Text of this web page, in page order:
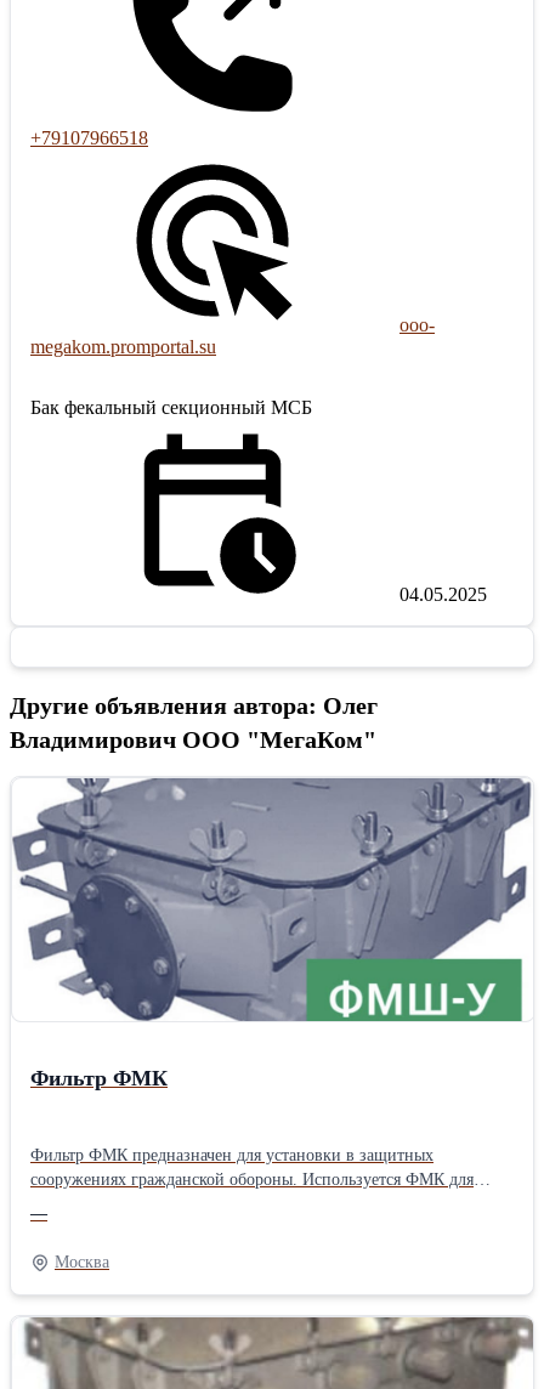
+79107966518
ooo-
megakom.promportal.su
Бак фекальный секционный МСБ
04.05.2025
Другие объявления автора: Олег
Владимирович ООО "МегаКом"
Фильтр ФМК
Фильтр ФМК предназначен для установки в защитных
сооружениях гражданской обороны. Используется ФМК для
соединений в виде оксида углерода и вредных примесей с
помощью кассет ФК-П, входящих в ее состав. Конструктивно
работа фильтра ФМК предусматривает его использование без
специального нагрева. Фильтр-поглотитель ФМК обеспечивает
эффективную производит очистку входящих воздушных масс
при температуре от плюс 5 °С до плюс 40 °С.
—
Москва